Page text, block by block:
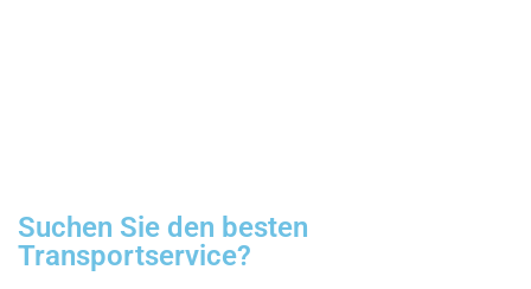
Suchen Sie den besten
Transportservice?